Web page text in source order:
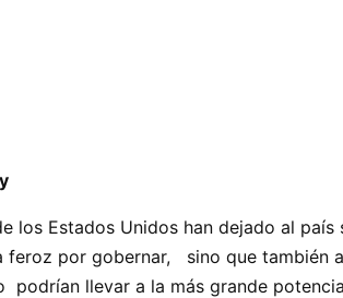
los Estados Unidos han dejado al
feroz por gobernar, sino que
llevar a la más grande